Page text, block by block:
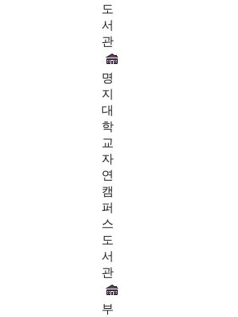
도
서
관
명
지
대
학
교
자
연
캠
퍼
스
도
서
관
부